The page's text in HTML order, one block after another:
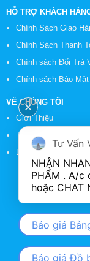
HỖ TRỢ KHÁCH
Chính Sách Giao
Chính Sách Thanh
Chính sách Đổi Trả
Chính sách Bảo
VỀ CHÚNG TÔI
Giới Thiệu
Tin Tức
Liên Hệ
Tư Vấn
NHẬN
PHẨM . A/c
Báo giá
Báo giá Đồ